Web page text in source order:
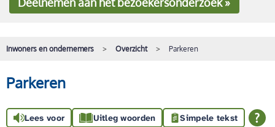
Inwoners en ondernemers Overzicht Parkeren
Parkeren
Lees voor Uitleg woorden Simpele tekst